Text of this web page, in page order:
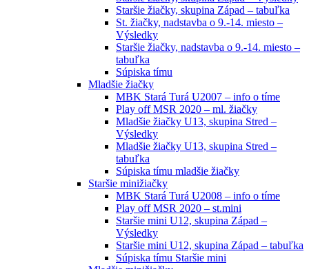
Staršie žiačky, skupina Západ – tabuľka
St. žiačky, nadstavba o 9.-14. miesto –
Výsledky
Staršie žiačky, nadstavba o 9.-14. miesto –
tabuľka
Súpiska tímu
Mladšie žiačky
MBK Stará Turá U2007 – info o tíme
Play off MSR 2020 – ml. žiačky
Mladšie žiačky U13, skupina Stred –
Výsledky
Mladšie žiačky U13, skupina Stred –
tabuľka
Súpiska tímu mladšie žiačky
Staršie minižiačky
MBK Stará Turá U2008 – info o tíme
Play off MSR 2020 – st.mini
Staršie mini U12, skupina Západ –
Výsledky
Staršie mini U12, skupina Západ – tabuľka
Súpiska tímu Staršie mini